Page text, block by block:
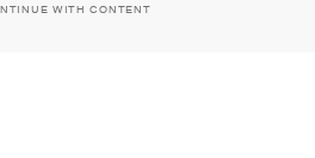
WITH CONTENT